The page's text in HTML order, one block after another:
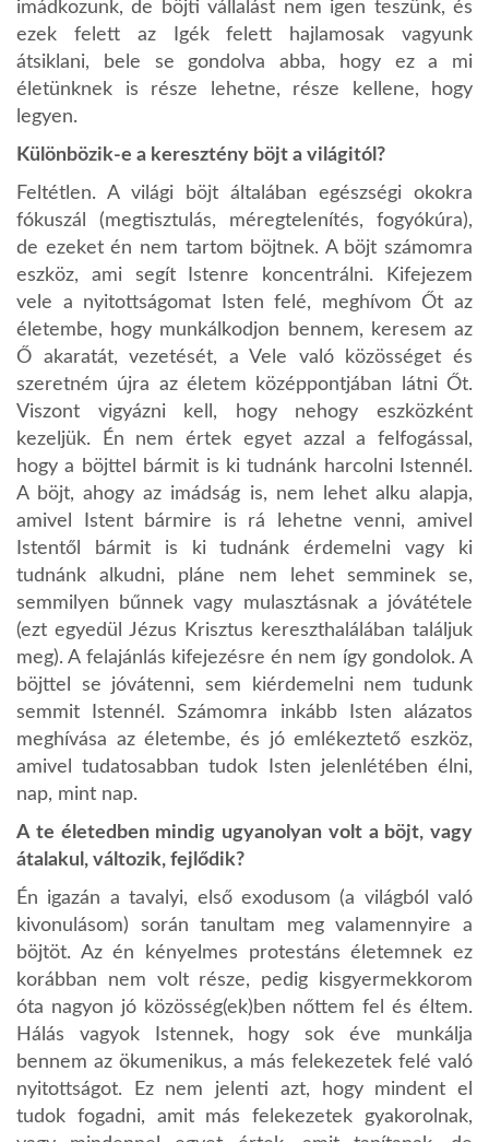
imádkozunk, de böjti vállalást nem igen teszünk, és
ezek felett az Igék felett hajlamosak vagyunk
átsiklani, bele se gondolva abba, hogy ez a mi
életünknek is része lehetne, része kellene, hogy
legyen.
Különbözik-e a keresztény böjt a világitól?
Feltétlen. A világi böjt általában egészségi okokra
fókuszál (megtisztulás, méregtelenítés, fogyókúra),
de ezeket én nem tartom böjtnek. A böjt számomra
eszköz, ami segít Istenre koncentrálni. Kifejezem
vele a nyitottságomat Isten felé, meghívom Őt az
életembe, hogy munkálkodjon bennem, keresem az
Ő akaratát, vezetését, a Vele való közösséget és
szeretném újra az életem középpontjában látni Őt.
Viszont vigyázni kell, hogy nehogy eszközként
kezeljük. Én nem értek egyet azzal a felfogással,
hogy a böjttel bármit is ki tudnánk harcolni Istennél.
A böjt, ahogy az imádság is, nem lehet alku alapja,
amivel Istent bármire is rá lehetne venni, amivel
Istentől bármit is ki tudnánk érdemelni vagy ki
tudnánk alkudni, pláne nem lehet semminek se,
semmilyen bűnnek vagy mulasztásnak a jóvátétele
(ezt egyedül Jézus Krisztus kereszthalálában találjuk
meg). A felajánlás kifejezésre én nem így gondolok. A
böjttel se jóvátenni, sem kiérdemelni nem tudunk
semmit Istennél. Számomra inkább Isten alázatos
meghívása az életembe, és jó emlékeztető eszköz,
amivel tudatosabban tudok Isten jelenlétében élni,
nap, mint nap.
A te életedben mindig ugyanolyan volt a böjt, vagy
átalakul, változik, fejlődik?
Én igazán a tavalyi, első exodusom (a világból való
kivonulásom) során tanultam meg valamennyire a
böjtöt. Az én kényelmes protestáns életemnek ez
korábban nem volt része, pedig kisgyermekkorom
óta nagyon jó közösség(ek)ben nőttem fel és éltem.
Hálás vagyok Istennek, hogy sok éve munkálja
bennem az ökumenikus, a más felekezetek felé való
nyitottságot. Ez nem jelenti azt, hogy mindent el
tudok fogadni, amit más felekezetek gyakorolnak,